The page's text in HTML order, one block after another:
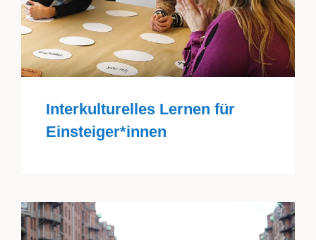
Interkulturelles Lernen für
Einsteiger*innen